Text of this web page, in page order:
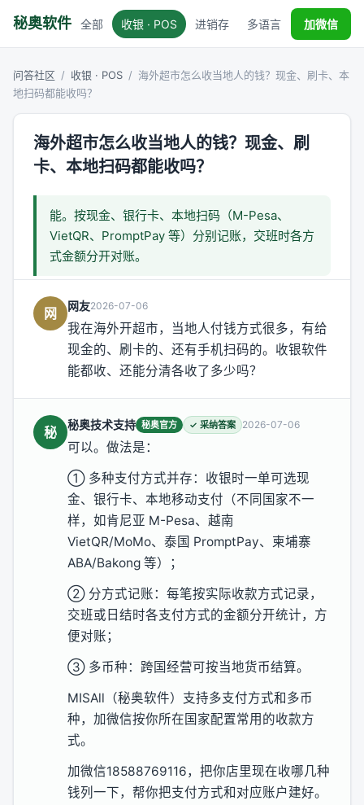
秘奥软件 全部 收银 · POS 进销存 多语言 税务对接
加微信
问答社区 / 收银 · POS / 海外超市怎么收当地人的钱？现金、刷卡、本
地扫码都能收吗？
海外超市怎么收当地人的钱？现金、刷
卡、本地扫码都能收吗？
能。按现金、银行卡、本地扫码（M-Pesa、
VietQR、PromptPay 等）分别记账，交班时各方
式金额分开对账。
网 网友2026-07-06
我在海外开超市，当地人付钱方式很多，有给
现金的、刷卡的、还有手机扫码的。收银软件
能都收、还能分清各收了多少吗？
秘 秘奥技术支持 秘奥官方 ✓ 采纳答案 2026-07-06
可以。做法是：
① 多种支付方式并存：收银时一单可选现
金、银行卡、本地移动支付（不同国家不一
样，如肯尼亚 M-Pesa、越南
VietQR/MoMo、泰国 PromptPay、柬埔寨
ABA/Bakong 等）；
② 分方式记账：每笔按实际收款方式记录，
交班或日结时各支付方式的金额分开统计，方
便对账；
③ 多币种：跨国经营可按当地货币结算。
MISAll（秘奥软件）支持多支付方式和多币
种，加微信按你所在国家配置常用的收款方
式。
加微信18588769116，把你店里现在收哪几种
钱列一下，帮你把支付方式和对应账户建好。